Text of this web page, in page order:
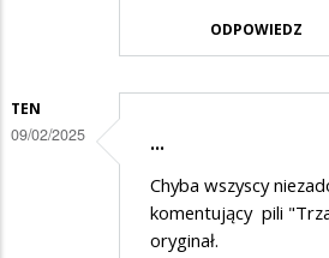
ODPOWIEDZ
TEN
09/02/2025 ...
Chyba wszyscy
komentujący pili
oryginał.